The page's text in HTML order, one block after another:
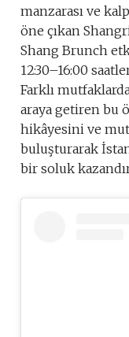
manzarası ve
öne çıkan
Shang Brunch
12:30–16:00
Farklı
araya getiren bu
hikâyesini ve
buluşturarak
bir soluk